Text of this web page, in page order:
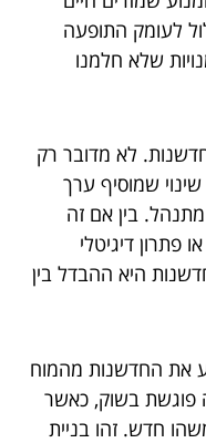
לעומק התופעה
שלא חלמנו
לא מדובר רק
שמוסיף ערך
בין אם זה
פתרון דיגיטלי
היא ההבדל בין
את החדשנות מהמוח
פוגשת בשוק, כאשר
חדש. זהו בניית